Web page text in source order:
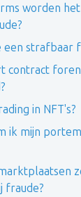
worden
een strafbaar
contract
in NFT's?
ik mijn
fraude?